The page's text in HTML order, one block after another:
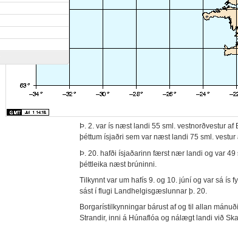
Þ. 2. var ís næst landi 55 sml. vestnorðvestur
þéttum ísjaðri sem var næst landi 75 sml. vestur
Þ. 20. hafði ísjaðarinn færst nær landi og var 49
þéttleika næst brúninni.
Tilkynnt var um hafís 9. og 10. júní og var sá ís
sást í flugi Landhelgisgæslunnar þ. 20.
Borgarístilkynningar bárust af og til allan
Strandir, inni á Húnaflóa og nálægt landi við